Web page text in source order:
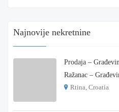
Najnovije nekretnine
Prodaja –
Ražanac –
Rtina, Croatia